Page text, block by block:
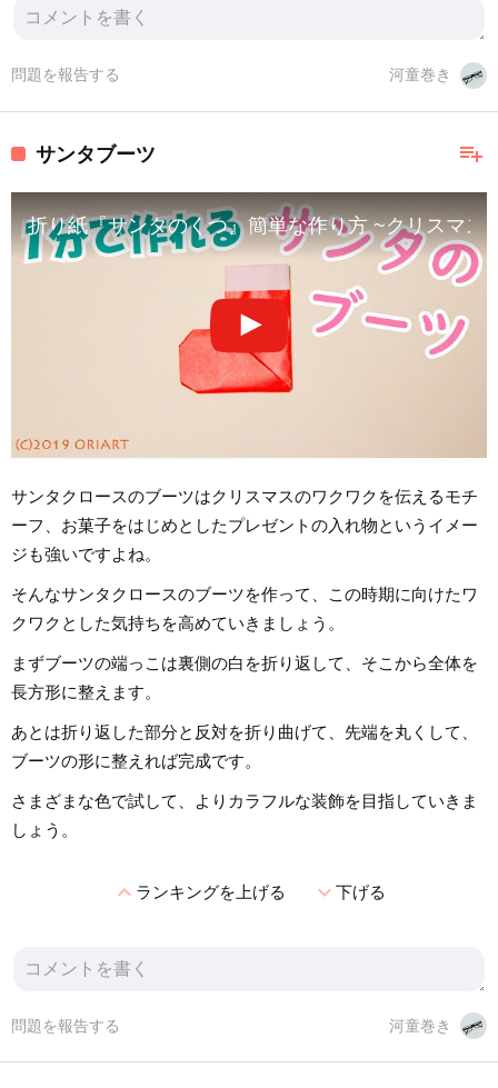
河童巻き
問題を報告する
playlist_add
サンタブーツ
折り紙『サンタのくつ』簡単な作り方 ~クリスマス
サンタクロースのブーツはクリスマスのワクワクを伝えるモチ
ーフ、お菓子をはじめとしたプレゼントの入れ物というイメー
ジも強いですよね。
そんなサンタクロースのブーツを作って、この時期に向けたワ
クワクとした気持ちを高めていきましょう。
まずブーツの端っこは裏側の白を折り返して、そこから全体を
長方形に整えます。
あとは折り返した部分と反対を折り曲げて、先端を丸くして、
ブーツの形に整えれば完成です。
さまざまな色で試して、よりカラフルな装飾を目指していきま
しょう。
expand_lessランキングを上げる expand_more下げる
河童巻き
問題を報告する